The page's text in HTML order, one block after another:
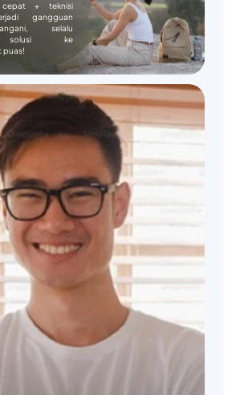
cepat + teknisi
gangguan
selalu
solusi ke
puas!